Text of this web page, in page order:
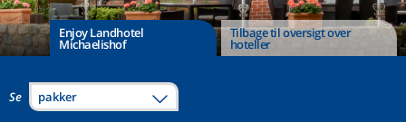
Enjoy Landhotel
Michaelishof
Tilbage til oversigt over
hoteller
Se pakker